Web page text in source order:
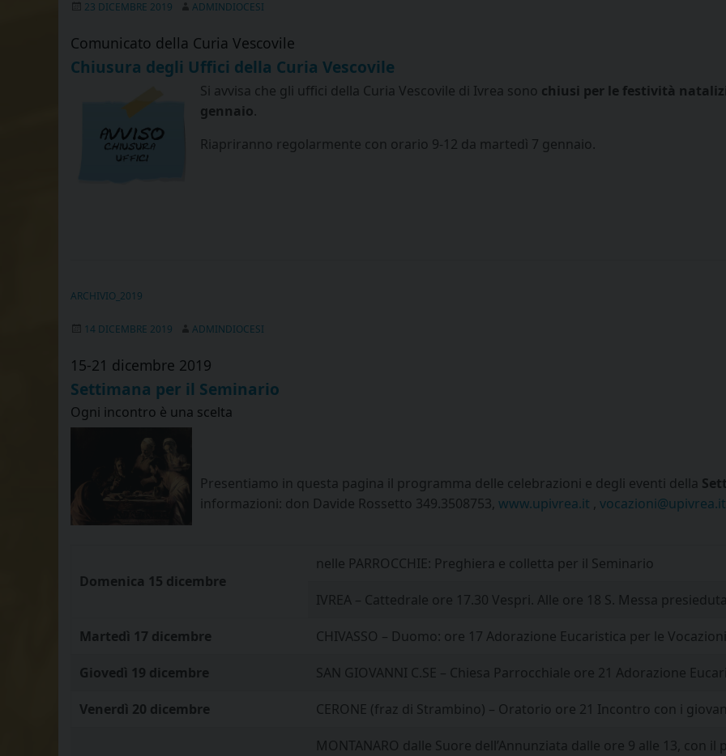
23 DICEMBRE 2019 ADMINDIOCESI
Comunicato della Curia Vescovile
Chiusura degli Uffici della Curia Vescovile
Si avvisa che gli uffici della Curia Vescovile di Ivrea sono chiusi per le festività
gennaio.
Riapriranno regolarmente con orario 9-12 da martedì 7 gennaio.
ARCHIVIO_2019
14 DICEMBRE 2019 ADMINDIOCESI
15-21 dicembre 2019
Settimana per il Seminario
Ogni incontro è una scelta
Presentiamo in questa pagina il programma delle celebrazioni e degli eventi della
informazioni: don Davide Rossetto 349.3508753, www.upivrea.it , vocazioni@upivrea.it
Domenica 15 dicembre
nelle PARROCCHIE: Preghiera e colletta per il Seminario
IVREA – Cattedrale ore 17.30 Vespri. Alle ore 18 S. Messa
Martedì 17 dicembre CHIVASSO – Duomo: ore 17 Adorazione Eucaristica per le
Giovedì 19 dicembre SAN GIOVANNI C.SE – Chiesa Parrocchiale ore 21 Adorazione
Venerdì 20 dicembre CERONE (fraz di Strambino) – Oratorio ore 21 Incontro con i
MONTANARO dalle Suore dell’Annunziata dalle ore 9 alle 13, con il